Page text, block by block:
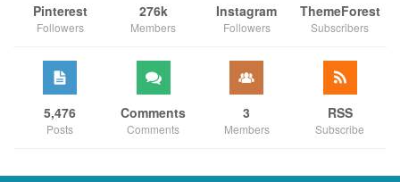
Pinterest
Followers
276k
Members
Instagram
Followers
ThemeForest
Subscribers
5,476
Posts
Comments
Comments
3
Members
RSS
Subscribe